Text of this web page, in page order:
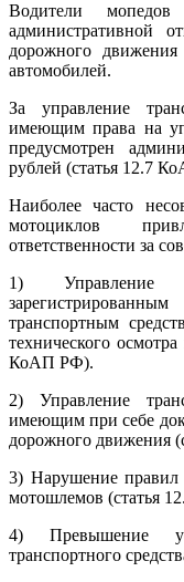
Водители
административной
дорожного
автомобилей.
За управление
имеющим права на
предусмотрен
рублей (статья 12.7
Наиболее часто
мотоциклов
ответственности за
1) Управление
транспортным
технического
КоАП РФ).
2) Управление
имеющим при себе
дорожного движения
3) Нарушение правил
мотошлемов (статья
4) Превышение
транспортного